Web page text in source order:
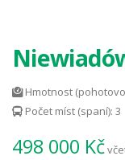
Hmotnost
Počet míst (spaní): 3
498 000 Kč